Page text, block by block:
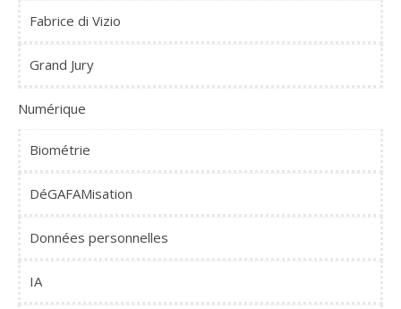
Fabrice di Vizio
Grand Jury
Numérique
Biométrie
DéGAFAMisation
Données personnelles
IA